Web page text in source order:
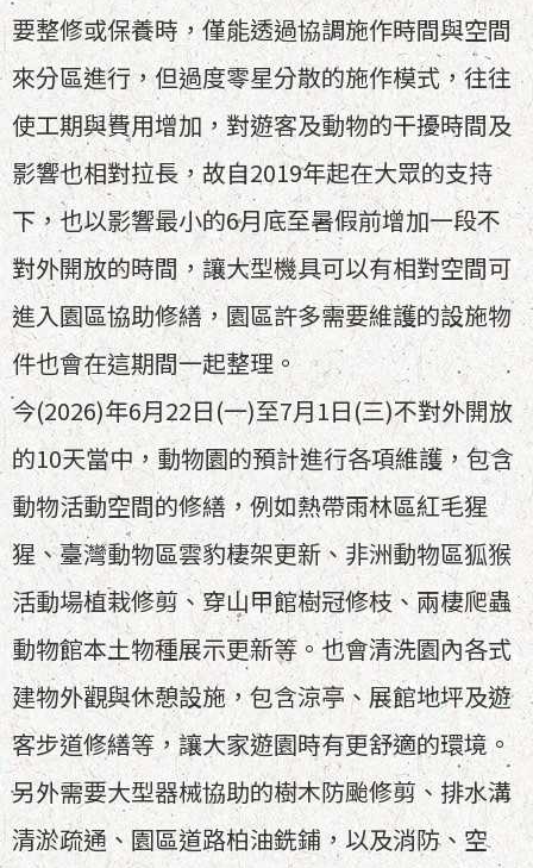
要整修或保養時，僅能透過協調施作時間與空間
來分區進行，但過度零星分散的施作模式，往往
使工期與費用增加，對遊客及動物的干擾時間及
影響也相對拉長，故自2019年起在大眾的支持
下，也以影響最小的6月底至暑假前增加一段不
對外開放的時間，讓大型機具可以有相對空間可
進入園區協助修繕，園區許多需要維護的設施物
件也會在這期間一起整理。
今(2026)年6月22日(一)至7月1日(三)不對外開放
的10天當中，動物園的預計進行各項維護，包含
動物活動空間的修繕，例如熱帶雨林區紅毛猩
猩、臺灣動物區雲豹棲架更新、非洲動物區狐猴
活動場植栽修剪、穿山甲館樹冠修枝、兩棲爬蟲
動物館本土物種展示更新等。也會清洗園內各式
建物外觀與休憩設施，包含涼亭、展館地坪及遊
客步道修繕等，讓大家遊園時有更舒適的環境。
另外需要大型器械協助的樹木防颱修剪、排水溝
清淤疏通、園區道路柏油銑鋪，以及消防、空